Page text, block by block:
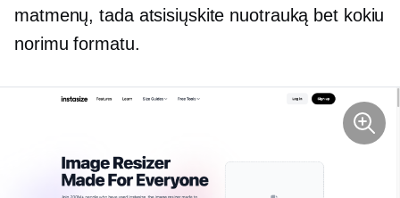
matmenų, tada atsisiųskite nuotrauką bet kokiu
norimu formatu.